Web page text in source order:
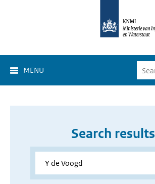
MENU
Search results